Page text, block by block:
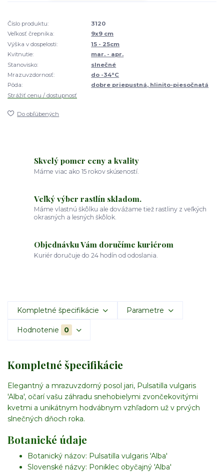
Číslo produktu:
3120
Veľkosť črepníka:
9x9 cm
Výška v dospelosti:
15 - 25cm
Kvitnutie:
mar. - apr.
Stanovisko:
slnečné
Mrazuvzdornosť:
do -34°C
Pôda:
dobre priepustná, hlinito-piesočnatá
Strážiť cenu / dostupnosť
Do obľúbených
Skvelý pomer ceny a kvality
Máme viac ako 15 rokov skúseností.
Veľký výber rastlín skladom.
Máme vlastnú škôlku ale dovážame tiež rastliny z veľkých
okrasných a lesných škôlok.
Objednávku Vám doručíme kuriérom
Kuriér doručuje do 24 hodín od odoslania.
Kompletné špecifikácie Parametre
Hodnotenie 0
Kompletné špecifikácie
Elegantný a mrazuvzdorný posol jari, Pulsatilla vulgaris
'Alba', očarí vašu záhradu snehobielymi zvončekovitými
kvetmi a unikátnym hodvábnym vzhľadom už v prvých
slnečných dňoch roka.
Botanické údaje
Botanický názov: Pulsatilla vulgaris 'Alba'
Slovenské názvy: Poniklec obyčajný 'Alba'